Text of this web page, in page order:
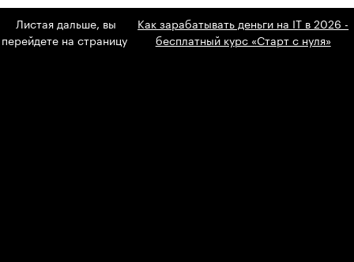
Листая дальше, вы
перейдете на страницу
Как зарабатывать деньги на IT в 2026 -
бесплатный курс «Старт с нуля»